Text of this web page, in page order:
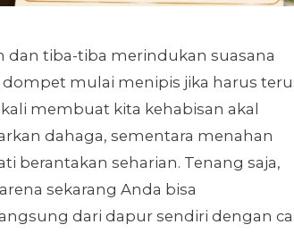
dan tiba-tiba merindukan suasana
mulai menipis jika harus
membuat kita kehabisan akal
dahaga, sementara menahan
berantakan seharian. Tenang saja,
sekarang Anda bisa
dari dapur sendiri dengan